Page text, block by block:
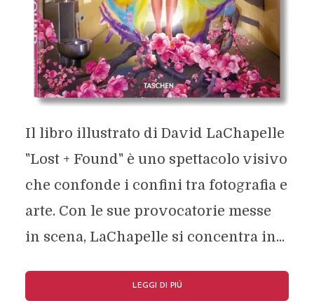
Il libro illustrato di David LaChapelle
"Lost + Found" è uno spettacolo visivo
che confonde i confini tra fotografia e
arte. Con le sue provocatorie messe
in scena, LaChapelle si concentra in...
LEGGI DI PIÚ